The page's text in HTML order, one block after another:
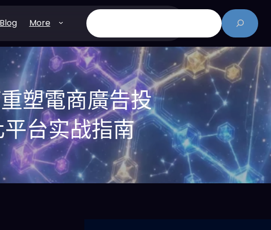
Blog More
搜
尋
塑電商廣告投
台实战指南